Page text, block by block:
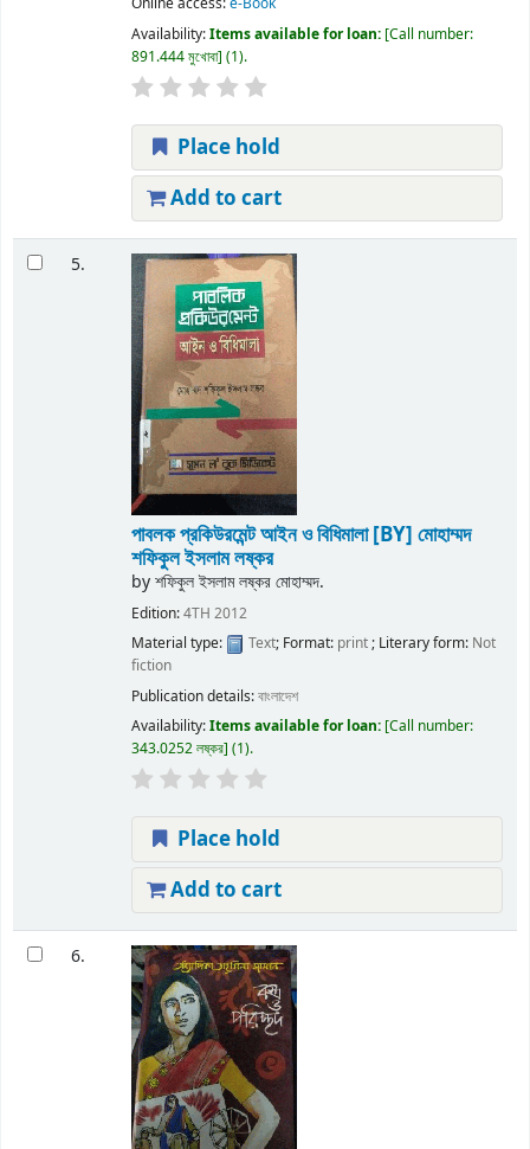
Availability:Items available for loan: Call number:
891.444 মুখোবা (1).
Place hold
Add to cart
5.
পাবলক প্রকিউরমেন্ট আইন ও বিধিমালা[BY] মোহাম্মদ
শফিকুল ইসলাম লষ্কর
byশফিকুল ইসলাম লষ্কর মোহাম্মদ.
Edition:4TH 2012
Material type:
Text; Format: print; Literary form: Not
fiction
Publication details:বাংলাদেশ
Availability:Items available for loan: Call number:
343.0252 লষ্কর (1).
Place hold
Add to cart
6.